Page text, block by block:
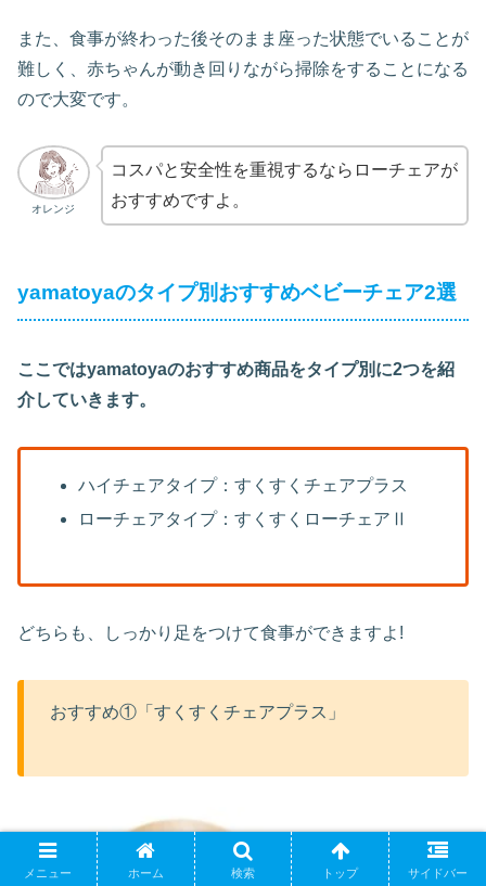
また、食事が終わった後そのまま座った状態でいることが
難しく、赤ちゃんが動き回りながら掃除をすることになる
ので大変です。
オレンジ
コスパと安全性を重視するならローチェアが
おすすめですよ。
yamatoyaのタイプ別おすすめベビーチェア2選
ここではyamatoyaのおすすめ商品をタイプ別に2つを紹
介していきます。
ハイチェアタイプ：すくすくチェアプラス
ローチェアタイプ：すくすくローチェアⅡ
どちらも、しっかり足をつけて食事ができますよ!
おすすめ①「すくすくチェアプラス」
メニュー ホーム 検索 トップ サイドバー